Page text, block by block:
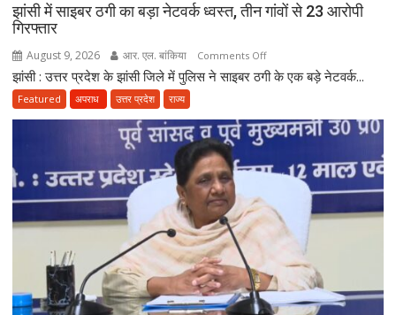
झांसी में साइबर ठगी का बड़ा नेटवर्क ध्वस्त, तीन गांवों से 23 आरोपी
गिरफ्तार
August 9, 2026 आर. एल. बांकिया Comments Offon
झांसी
ठगी
बड़ा
ध्वस्त,
23
आरोपी
झांसी : उत्तर प्रदेश के झांसी जिले में पुलिस ने साइबर ठगी के एक बड़े नेटवर्क...
Featured अपराध उत्तर प्रदेश राज्य